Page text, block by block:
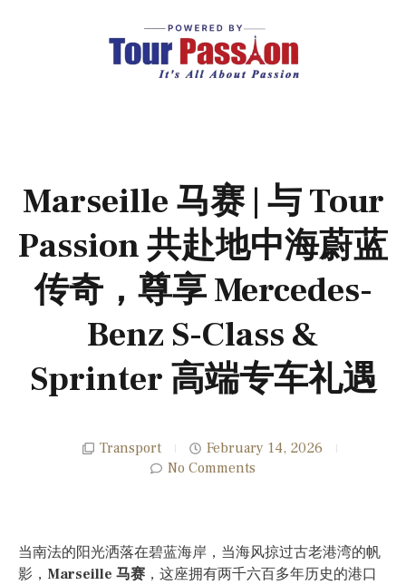
Marseille 马赛 | 与 Tour
Passion 共赴地中海蔚蓝
传奇，尊享 Mercedes-
Benz S-Class &
Sprinter 高端专车礼遇
Transport
February 14, 2026
No Comments
当南法的阳光洒落在碧蓝海岸，当海风掠过古老港湾的帆
影， Marseille 马赛 ，这座拥有两千六百多年历史的港口